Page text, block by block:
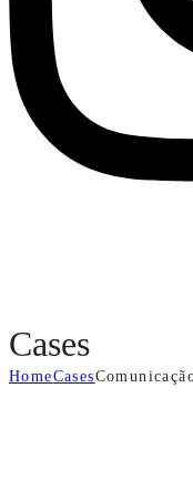
Cases
HomeCases